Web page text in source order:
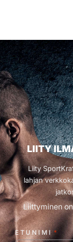
LIITY
Liity
lahjan
Liittyminen
ETUNIMI *